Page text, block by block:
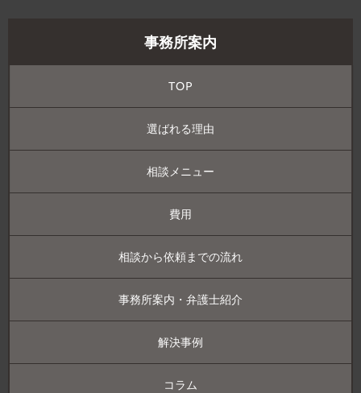
事務所案内
TOP
選ばれる理由
相談メニュー
費用
相談から依頼までの流れ
事務所案内・弁護士紹介
解決事例
コラム